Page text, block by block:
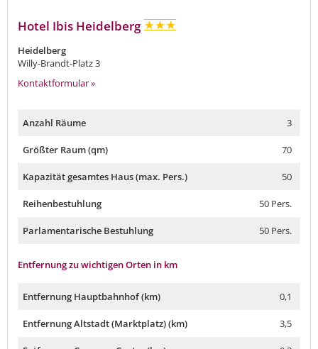
Hotel Ibis Heidelberg
Heidelberg
Willy-Brandt-Platz 3
Kontaktformular »
Anzahl Räume 3
Größter Raum (qm) 70
Kapazität gesamtes Haus (max. Pers.) 50
Reihenbestuhlung 50 Pers.
Parlamentarische Bestuhlung 50 Pers.
Entfernung zu wichtigen Orten in km
Entfernung Hauptbahnhof (km) 0,1
Entfernung Altstadt (Marktplatz) (km) 3,5